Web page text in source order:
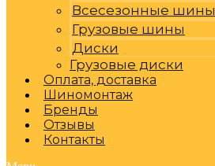
Всесезонные шины
Грузовые шины
Диски
Грузовые диски
Оплата, доставка
Шиномонтаж
Бренды
Отзывы
Контакты